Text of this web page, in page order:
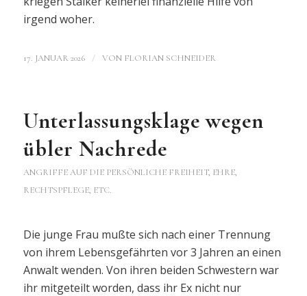
irgend woher.
17. JANUAR 2026 / VON FLORIAN SCHNEIDER
Unterlassungsklage wegen
übler Nachrede
ANGRIFFE AUF DIE PERSÖNLICHE FREIHEIT, EHRE,
RECHTSPFLEGE, ETC.
Die junge Frau mußte sich nach einer Trennung
von ihrem Lebensgefährten vor 3 Jahren an einen
Anwalt wenden. Von ihren beiden Schwestern war
ihr mitgeteilt worden, dass ihr Ex nicht nur